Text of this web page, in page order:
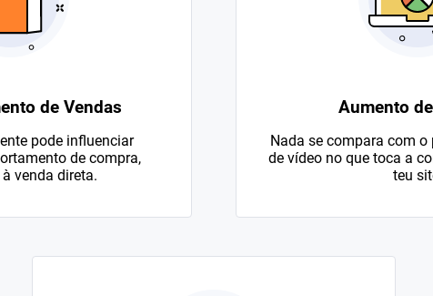
de Vendas
pode influenciar
de compra,
venda direta.
Aumento
Nada se compara com
de vídeo no que toca a
teu